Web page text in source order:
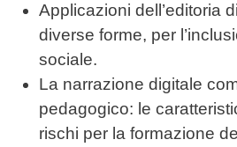
Applicazioni dell’editoria
diverse forme, per
sociale.
La narrazione digitale
pedagogico: le
rischi per la formazione